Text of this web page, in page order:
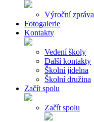
Výroční zpráva
Fotogalerie
Kontakty
Vedení školy
Další kontakty
Školní jídelna
Školní družina
Začít spolu
Začít spolu